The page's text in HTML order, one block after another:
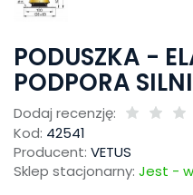
PODUSZKA -
PODPORA
Dodaj recenzję:
Kod: 42541
Producent: VETUS
Sklep stacjonarny: Jest -